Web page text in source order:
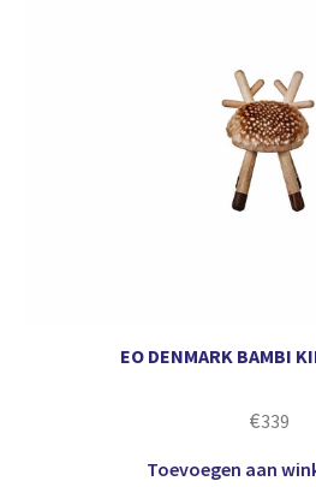
EO DENMARK BAMBI
€339
Toevoegen aan